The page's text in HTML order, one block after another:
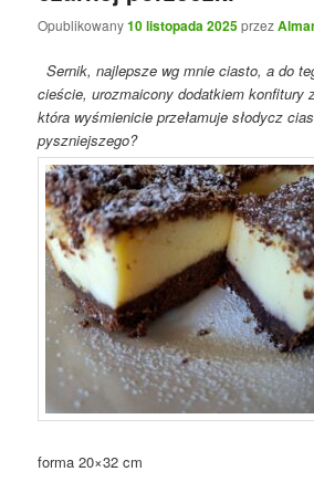
Opublikowany10 listopada 2025przez
Sernik, najlepsze wg mnie ciasto, a do
cieście, urozmaicony dodatkiem konfitury
która wyśmienicie przełamuje słodycz
pyszniejszego?
forma 20×32 cm